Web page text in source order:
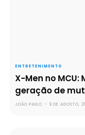
ENTRETENIMENTO
X-Men no
geração de
JOÃO PAULO - 9 DE AGOSTO,